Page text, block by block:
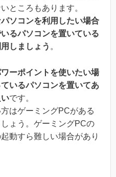
ところもあります。
ソコンを利用したい場合
るパソコンを置いている
しましょう 。
ーポイントを使いたい場
いるパソコンを置いてあ
です。
はゲーミングPCがある
ょう。ゲーミングPCの
動すら難しい場合があり